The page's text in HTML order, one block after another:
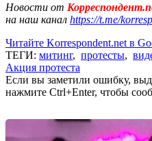
Новости от
на наш канал https://t.me/
Читайте Korrespondent.net в
ТЕГИ: митинг, протесты,
Акция протеста
Если вы заметили ошибку,
нажмите Ctrl+Enter, чтобы